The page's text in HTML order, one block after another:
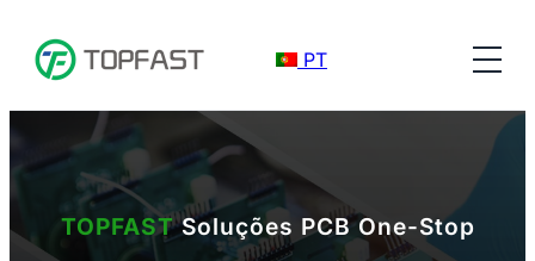
PT
TOPFASTSoluções PCB One-Stop